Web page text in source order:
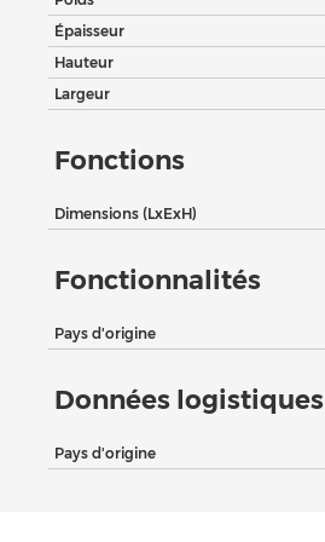
Épaisseur
Hauteur
Largeur
Fonctions
Dimensions (LxExH)
Fonctionnalités
Pays d'origine
Données logistiques
Pays d'origine